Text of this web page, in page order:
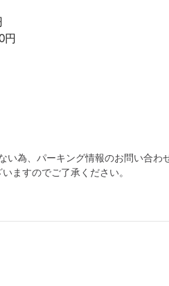
円
い為、パーキング情報のお問い合
ますのでご了承ください。